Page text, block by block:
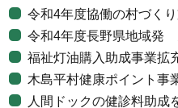
令和4年度協働の村づく
令和4年度長野県地域発
福祉灯油購入助成事業拡
木島平村健康ポイント事
人間ドックの健診料助成